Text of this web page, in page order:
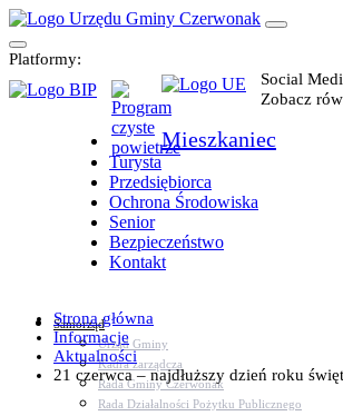
Platformy:
Social
Zobacz
Mieszkaniec
Turysta
Przedsiębiorca
Ochrona Środowiska
Senior
Bezpieczeństwo
Kontakt
Samorząd
Urząd Gminy
Kadra zarządcza
Rada Gminy Czerwonak
Rada Działalności Pożytku Publicznego
Strona główna
Informacje
Aktualności
21 czerwca – najdłuższy dzień roku